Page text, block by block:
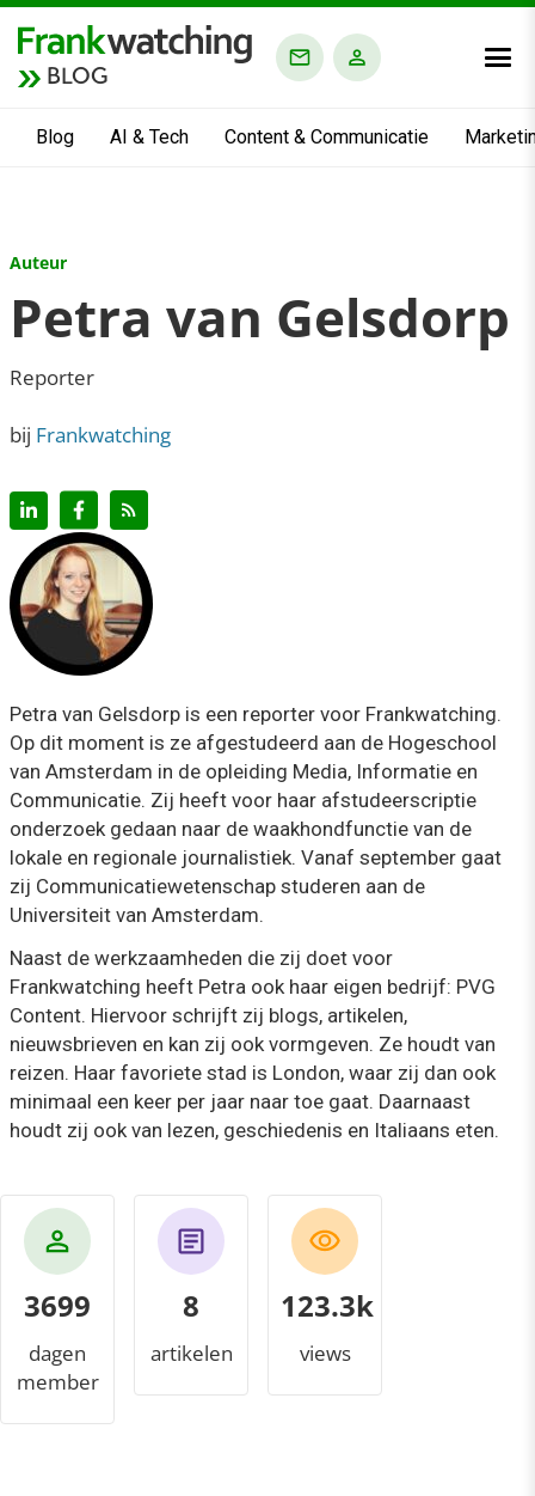
BLOG
Blog AI & Tech Content & Communicatie
Auteur
Petra van Gelsdorp
Reporter
bij Frankwatching
Petra van Gelsdorp is een reporter voor Frankwatching.
Op dit moment is ze afgestudeerd aan de Hogeschool
van Amsterdam in de opleiding Media, Informatie en
Communicatie. Zij heeft voor haar afstudeerscriptie
onderzoek gedaan naar de waakhondfunctie van de
lokale en regionale journalistiek. Vanaf september gaat
zij Communicatiewetenschap studeren aan de
Universiteit van Amsterdam.
Naast de werkzaamheden die zij doet voor
Frankwatching heeft Petra ook haar eigen bedrijf: PVG
Content. Hiervoor schrijft zij blogs, artikelen,
nieuwsbrieven en kan zij ook vormgeven. Ze houdt van
reizen. Haar favoriete stad is London, waar zij dan ook
minimaal een keer per jaar naar toe gaat. Daarnaast
houdt zij ook van lezen, geschiedenis en Italiaans eten.
3699
dagen
member
8
artikelen
128.7k
views